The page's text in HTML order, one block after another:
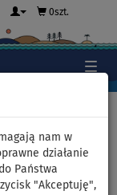
nam w
działanie
Państwa
"Akceptuję",
0szt.